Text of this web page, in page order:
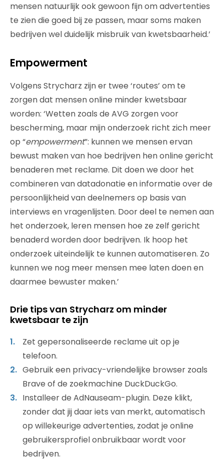
mensen natuurlijk ook gewoon fijn om advertenties
te zien die goed bij ze passen, maar soms maken
bedrijven wel duidelijk misbruik van kwetsbaarheid.’
Empowerment
Volgens Strycharz zijn er twee ‘routes’ om te
zorgen dat mensen online minder kwetsbaar
worden: ‘Wetten zoals de AVG zorgen voor
bescherming, maar mijn onderzoek richt zich meer
op “empowerment”: kunnen we mensen ervan
bewust maken van hoe bedrijven hen online gericht
benaderen met reclame. Dit doen we door het
combineren van datadonatie en informatie over de
persoonlijkheid van deelnemers op basis van
interviews en vragenlijsten. Door deel te nemen aan
het onderzoek, leren mensen hoe ze zelf gericht
benaderd worden door bedrijven. Ik hoop het
onderzoek uiteindelijk te kunnen automatiseren. Zo
kunnen we nog meer mensen mee laten doen en
daarmee bewuster maken.’
Drie tips van Strycharz om minder
kwetsbaar te zijn
Zet gepersonaliseerde reclame uit op je
telefoon.
Gebruik een privacy-vriendelijke browser zoals
Brave of de zoekmachine DuckDuckGo.
Installeer de AdNauseam-plugin. Deze klikt,
zonder dat jij daar iets van merkt, automatisch
op willekeurige advertenties, zodat je online
gebruikersprofiel onbruikbaar wordt voor
bedrijven.